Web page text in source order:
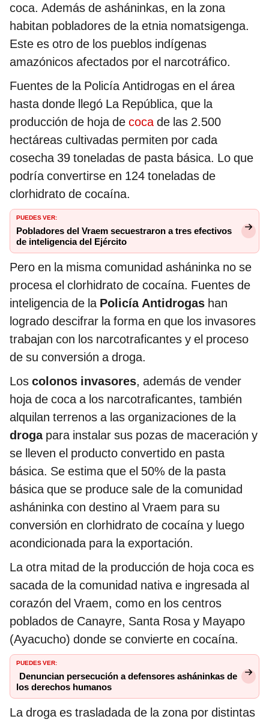
coca. Además de asháninkas, en la zona
habitan pobladores de la etnia nomatsigenga.
Este es otro de los pueblos indígenas
amazónicos afectados por el narcotráfico.
Fuentes de la Policía Antidrogas en el área
hasta donde llegó La República, que la
producción de hoja de coca de las 2.500
hectáreas cultivadas permiten por cada
cosecha 39 toneladas de pasta básica. Lo que
podría convertirse en 124 toneladas de
clorhidrato de cocaína.
PUEDES VER:
Pobladores del Vraem secuestraron a tres efectivos
de inteligencia del Ejército
Pero en la misma comunidad asháninka no se
procesa el clorhidrato de cocaína. Fuentes de
inteligencia de la Policía Antidrogas han
logrado descifrar la forma en que los invasores
trabajan con los narcotraficantes y el proceso
de su conversión a droga.
Los colonos invasores, además de vender
hoja de coca a los narcotraficantes, también
alquilan terrenos a las organizaciones de la
drogapara instalar sus pozas de maceración y
se lleven el producto convertido en pasta
básica. Se estima que el 50% de la pasta
básica que se produce sale de la comunidad
asháninka con destino al Vraem para su
conversión en clorhidrato de cocaína y luego
acondicionada para la exportación.
La otra mitad de la producción de hoja coca es
sacada de la comunidad nativa e ingresada al
corazón del Vraem, como en los centros
poblados de Canayre, Santa Rosa y Mayapo
(Ayacucho) donde se convierte en cocaína.
PUEDES VER:
Denuncian persecución a defensores asháninkas de
los derechos humanos
La droga es trasladada de la zona por distintas